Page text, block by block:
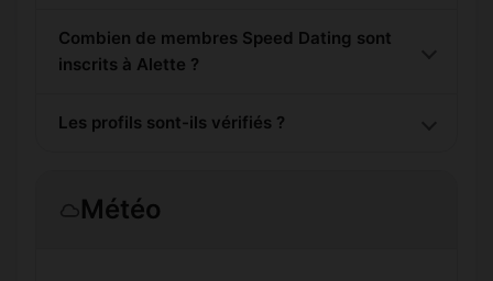
Combien de membres Speed Dating sont
inscrits à Alette ?
Les profils sont-ils vérifiés ?
Météo